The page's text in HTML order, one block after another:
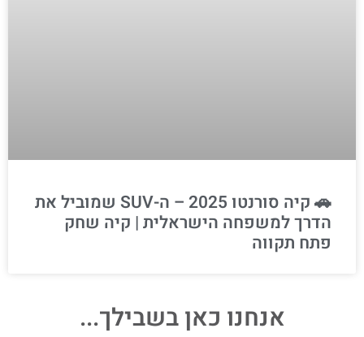
🚗 קיה סורנטו 2025 – ה-SUV שמוביל את
הדרך למשפחה הישראלית | קיה שחק
פתח תקווה
אנחנו כאן בשבילך...